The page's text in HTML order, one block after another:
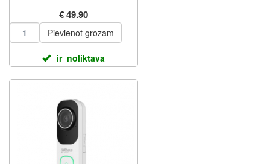
€ 49.90
Pievienot grozam
ir_noliktava